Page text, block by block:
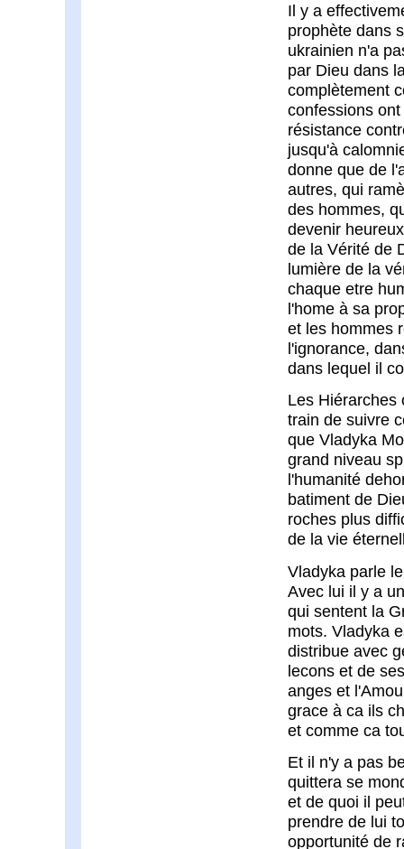
Il y a
prophète dans
ukrainien n'a
par Dieu dans
complètement
confessions
résistance
jusqu'à
donne que de
autres, qui
des hommes,
devenir
de la Vérité de
lumière de la
chaque etre
l'home à sa
et les hommes
l'ignorance,
dans lequel il
Les Hiérarches
train de suivre
que Vladyka
grand niveau
l'humanité
batiment de
roches plus
de la vie
Vladyka parle
Avec lui il y a
qui sentent la
mots. Vladyka
distribue avec
lecons et de
anges et
grace à ca ils
et comme ca
Et il n'y a pas
quittera se
et de quoi il
prendre de lui
opportunité de